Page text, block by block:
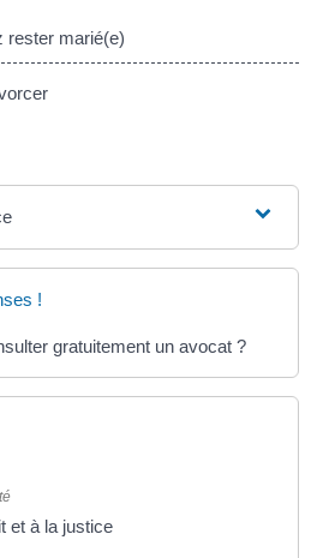
rester marié(e)
!
gratuitement un avocat ?
et à la justice